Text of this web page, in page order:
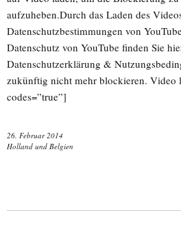
aufzuheben.Durch das Laden des
Datenschutzbestimmungen von
Datenschutz von YouTube finden Sie
Datenschutzerklärung &
zukünftig nicht mehr blockieren. Video
codes=”true”]
26. Februar 2014
Holland und Belgien